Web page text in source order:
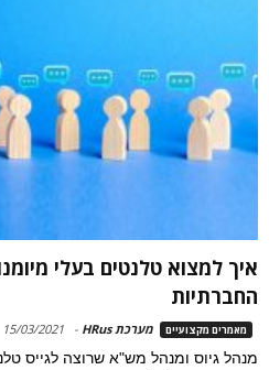
איך למצוא טלנטים בעלי
החברתיות
מאמרים מקצועיים מערכת HRus -
15/03/2021
מנהל גיוס ומנהל מש"א שרוצה לגייס